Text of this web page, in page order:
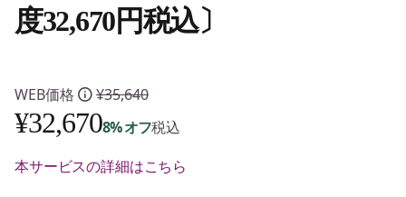
度32,670円税込〕
WEB価格 ¥35,640
¥32,6708% オフ税込
特別割引 :-¥2,970
本サービスの詳細はこちら